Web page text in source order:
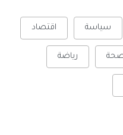
سياسة اقتصاد
رياضة